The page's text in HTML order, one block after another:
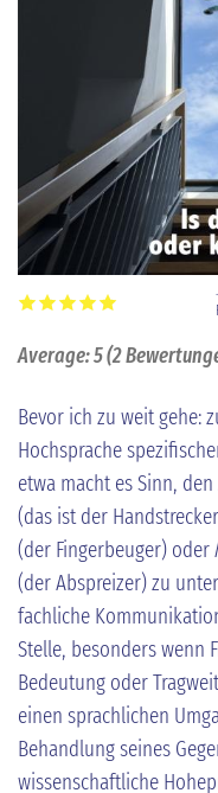
Average:5(2
Bevor ich zu weit gehe:
Hochsprache
etwa macht es Sinn, den
(das ist der
(der Fingerbeuger) oder
(der Abspreizer) zu
fachliche
Stelle, besonders wenn
Bedeutung oder
einen sprachlichen
Behandlung seines
wissenschaftliche